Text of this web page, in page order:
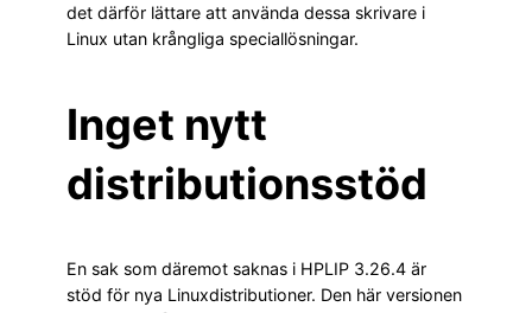
det därför lättare att använda dessa skrivare i
Linux utan krångliga speciallösningar.
Inget nytt
distributionsstöd
En sak som däremot saknas i HPLIP 3.26.4 är
stöd för nya Linuxdistributioner. Den här versionen